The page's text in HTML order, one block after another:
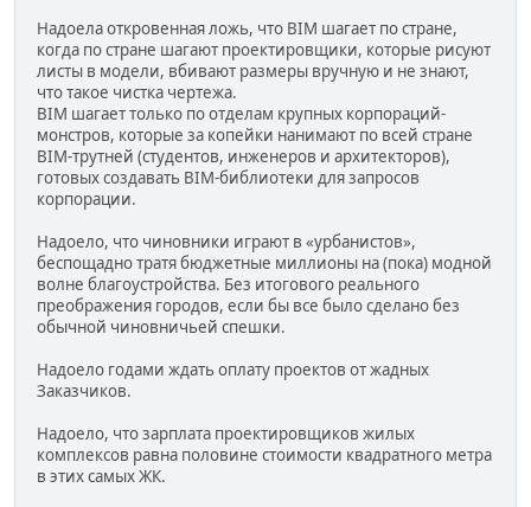
Надоела откровенная ложь, что BIM шагает по стране,
когда по стране шагают проектировщики, которые рисуют
листы в модели, вбивают размеры вручную и не знают,
что такое чистка чертежа.
BIM шагает только по отделам крупных корпораций-
монстров, которые за копейки нанимают по всей стране
BIM-трутней (студентов, инженеров и архитекторов),
готовых создавать BIM-библиотеки для запросов
корпорации.
Надоело, что чиновники играют в «урбанистов»,
беспощадно тратя бюджетные миллионы на (пока) модной
волне благоустройства. Без итогового реального
преображения городов, если бы все было сделано без
обычной чиновничьей спешки.
Надоело годами ждать оплату проектов от жадных
Заказчиков.
Надоело, что зарплата проектировщиков жилых
комплексов равна половине стоимости квадратного метра
в этих самых ЖК.